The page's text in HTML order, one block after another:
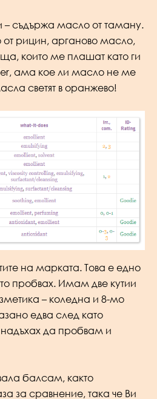
съдържа масло от таману.
рицин, арганово масло,
които ме плашат като ги
ама кое ли масло не ме
светят в оранжево!
на марката. Това е едно
пробвах. Имам две кутии
– коледна и 8-мо
едва след като
да пробвам и
балсам, както
за сравнение, така че Ви